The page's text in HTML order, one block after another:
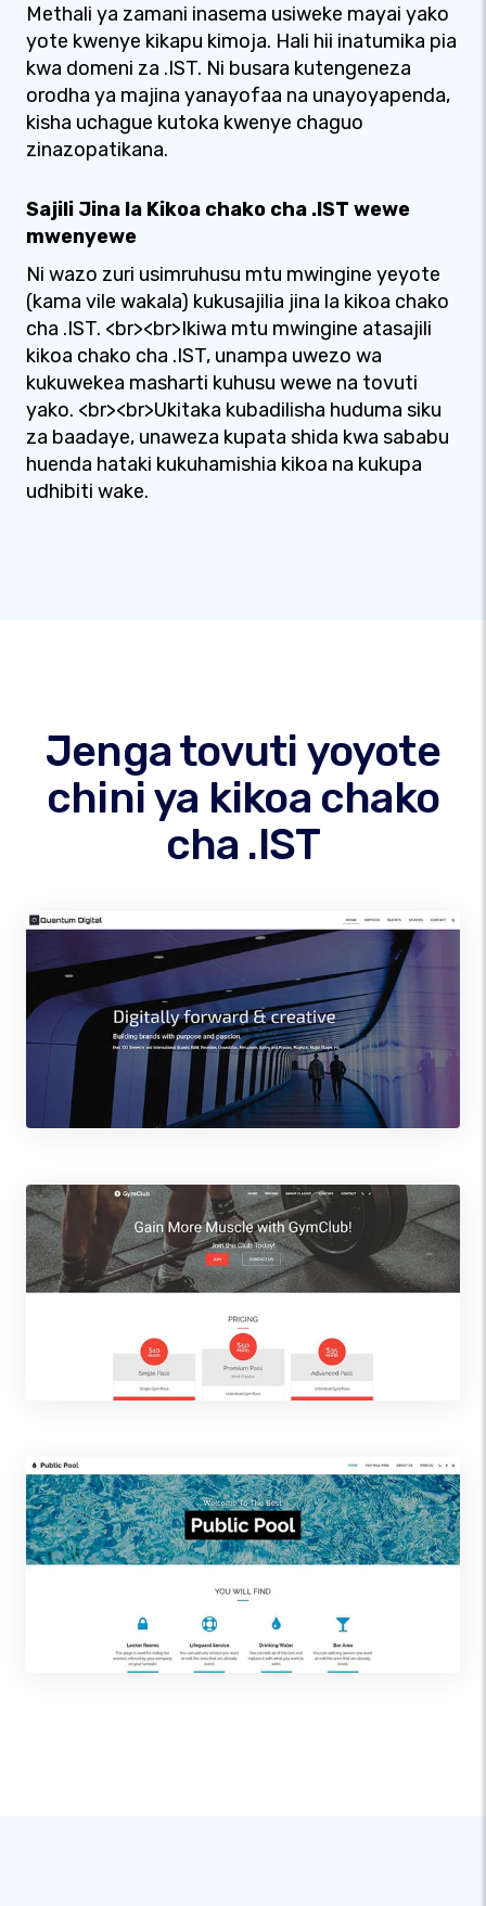
Methali ya zamani inasema usiweke mayai yako
yote kwenye kikapu kimoja. Hali hii inatumika pia
kwa domeni za .IST. Ni busara kutengeneza
orodha ya majina yanayofaa na unayoyapenda,
kisha uchague kutoka kwenye chaguo
zinazopatikana.
Sajili Jina la Kikoa chako cha .IST wewe
mwenyewe
Ni wazo zuri usimruhusu mtu mwingine yeyote
(kama vile wakala) kukusajilia jina la kikoa chako
cha .IST. <br><br>Ikiwa mtu mwingine atasajili
kikoa chako cha .IST, unampa uwezo wa
kukuwekea masharti kuhusu wewe na tovuti
yako. <br><br>Ukitaka kubadilisha huduma siku
za baadaye, unaweza kupata shida kwa sababu
huenda hataki kukuhamishia kikoa na kukupa
udhibiti wake.
Jenga tovuti yoyote
chini ya kikoa chako
cha .IST